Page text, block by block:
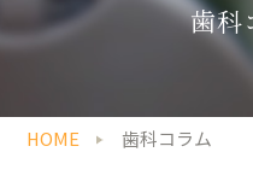
歯科
HOME 歯科コラム